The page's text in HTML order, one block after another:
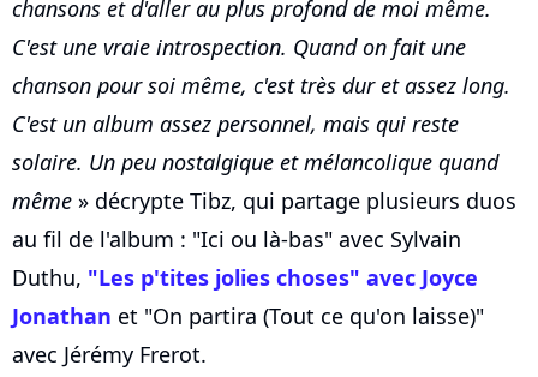
chansons et d'aller au plus profond de moi même.
C'est une vraie introspection. Quand on fait une
chanson pour soi même, c'est très dur et assez long.
C'est un album assez personnel, mais qui reste
solaire. Un peu nostalgique et mélancolique quand
même » décrypte Tibz, qui partage plusieurs duos
au fil de l'album : "Ici ou là-bas" avec Sylvain
Duthu, "Les p'tites jolies choses" avec Joyce
Jonathan et "On partira (Tout ce qu'on laisse)"
avec Jérémy Frerot.